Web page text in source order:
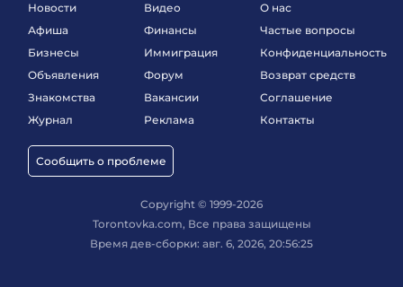
Новости
Афиша
Бизнесы
Объявления
Знакомства
Журнал
Сообщить о проблеме
Видео
Финансы
Иммиграция
Форум
Вакансии
Реклама
О нас
Частые вопросы
Конфиденциальность
Возврат средств
Соглашение
Контакты
Copyright © 1999-2026
Torontovka.com, Все права защищены
Время дев-сборки: авг. 6, 2026, 20:56:25